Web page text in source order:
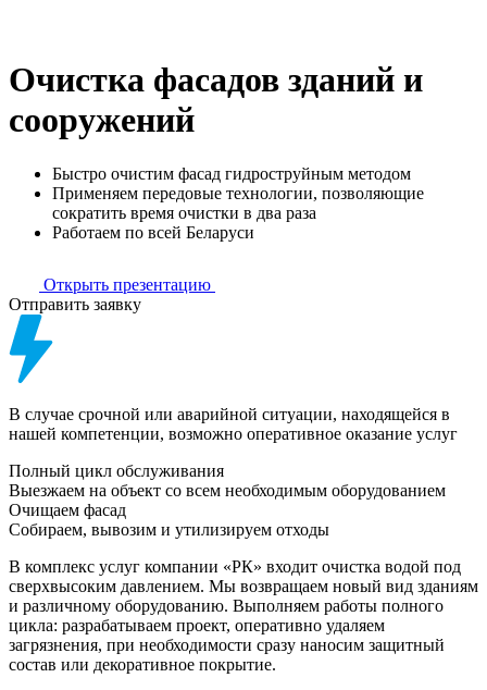
Очистка фасадов зданий и
сооружений
Быстро очистим фасад гидроструйным методом
Применяем передовые технологии, позволяющие
сократить время очистки в два раза
Работаем по всей Беларуси
Открыть презентацию
Отправить заявку
В случае срочной или аварийной ситуации, находящейся в
нашей компетенции, возможно оперативное оказание услуг
Полный цикл обслуживания
Выезжаем на объект со всем необходимым оборудованием
Очищаем фасад
Собираем, вывозим и утилизируем отходы
В комплекс услуг компании «РК» входит очистка водой под
сверхвысоким давлением. Мы возвращаем новый вид зданиям
и различному оборудованию. Выполняем работы полного
цикла: разрабатываем проект, оперативно удаляем
загрязнения, при необходимости сразу наносим защитный
состав или декоративное покрытие.